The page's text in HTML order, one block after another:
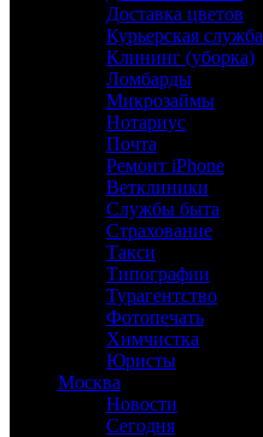
Доставка цветов
Курьерская служба
Клининг (уборка)
Ломбарды
Микрозаймы
Нотариус
Почта
Ремонт iPhone
Ветклиники
Службы быта
Страхование
Такси
Типографии
Турагентство
Фотопечать
Химчистка
Юристы
Москва
Новости
Сегодня